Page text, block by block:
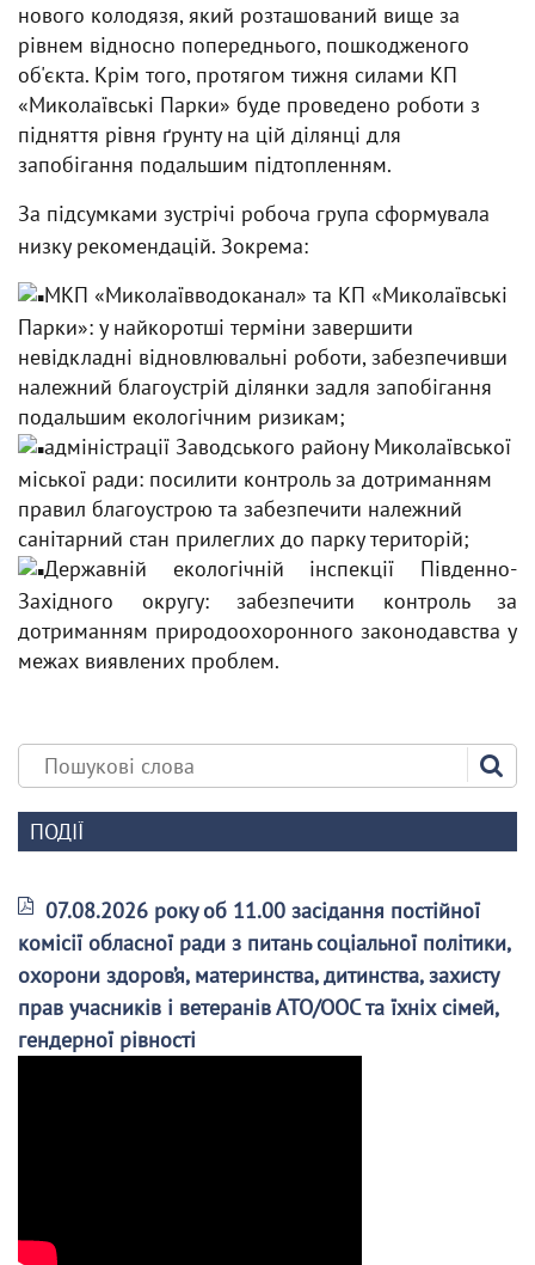
нового колодязя, який розташований вище за
рівнем відносно попереднього, пошкодженого
об'єкта. Крім того, протягом тижня силами КП
«Миколаївські Парки» буде проведено роботи з
підняття рівня ґрунту на цій ділянці для
запобігання подальшим підтопленням.
За підсумками зустрічі робоча група сформувала
низку рекомендацій. Зокрема:
МКП «Миколаївводоканал» та КП «Миколаївські
Парки»: у найкоротші терміни завершити
невідкладні відновлювальні роботи, забезпечивши
належний благоустрій ділянки задля запобігання
подальшим екологічним ризикам;
адміністрації Заводського району Миколаївської
міської ради: посилити контроль за дотриманням
правил благоустрою та забезпечити належний
санітарний стан прилеглих до парку територій;
Державній екологічній інспекції Південно-
Західного округу: забезпечити контроль за
дотриманням природоохоронного законодавства у
межах виявлених проблем.
ПОДІЇ
07.08.2026 року об 11.00 засідання постійної
комісії обласної ради з питань соціальної політики,
охорони здоров’я, материнства, дитинства, захисту
прав учасників і ветеранів АТО/ООС та їхніх сімей,
гендерної рівності